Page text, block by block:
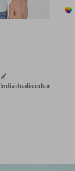
Individualisierbar